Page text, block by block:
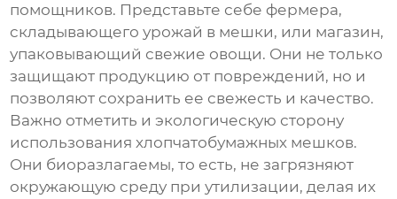
помощников. Представьте себе фермера,
складывающего урожай в мешки, или магазин,
упаковывающий свежие овощи. Они не только
защищают продукцию от повреждений, но и
позволяют сохранить ее свежесть и качество.
Важно отметить и экологическую сторону
использования хлопчатобумажных мешков.
Они биоразлагаемы, то есть, не загрязняют
окружающую среду при утилизации, делая их